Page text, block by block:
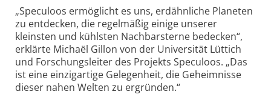
„Speculoos ermöglicht es uns, erd­ähnliche Planeten
zu entdecken, die regel­mäßig einige unserer
kleinsten und kühlsten Nachbar­sterne bedecken“,
erklärte Michaël Gillon von der Universität Lüttich
und Forschungs­leiter des Projekts Speculoos. „Das
ist eine einzig­artige Gelegenheit, die Geheimnisse
dieser nahen Welten zu ergründen.“